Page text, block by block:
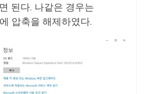
된다. 나같은 경우는
압축을 해제하였다.